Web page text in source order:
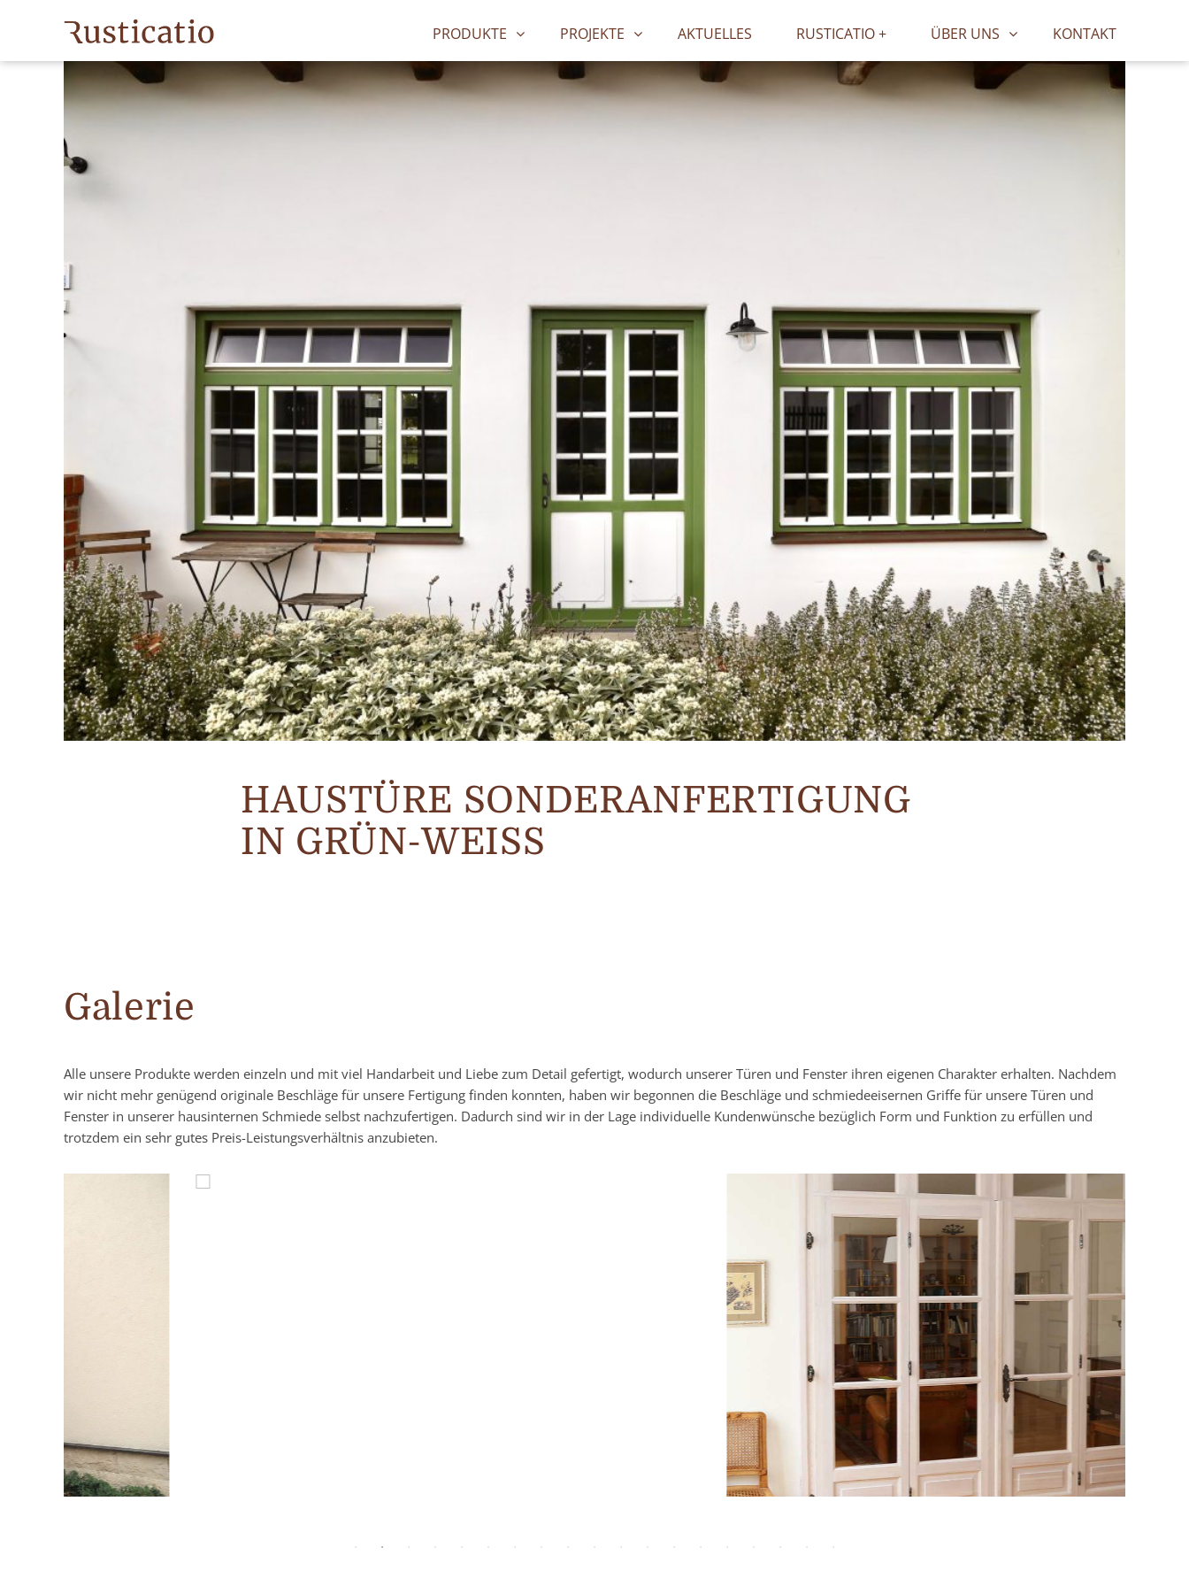
PRODUKTE PROJEKTE AKTUELLES RUSTICATIO + ÜBER UNS KONTAKT
HAUSTÜRE SONDERANFERTIGUNG
IN GRÜN-WEISS
Galerie
Alle unsere Produkte werden einzeln und mit viel Handarbeit und Liebe zum Detail gefertigt, wodurch unserer Türen und Fenster ihren eigenen Charakter erhalten. Nachdem
wir nicht mehr genügend originale Beschläge für unsere Fertigung finden konnten, haben wir begonnen die Beschläge und schmiedeeisernen Griffe für unsere Türen und
Fenster in unserer hausinternen Schmiede selbst nachzufertigen. Dadurch sind wir in der Lage individuelle Kundenwünsche bezüglich Form und Funktion zu erfüllen und
trotzdem ein sehr gutes Preis-Leistungsverhältnis anzubieten.